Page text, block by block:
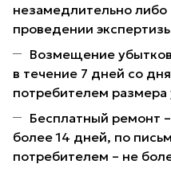
незамедлительно
проведении
Возмещение
в течение 7 дней со
потребителем размера
Бесплатный ремонт
более 14 дней, по
потребителем – не